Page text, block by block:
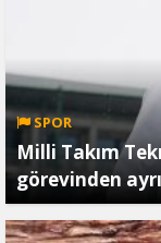
SPOR
Milli Takım
görevinden